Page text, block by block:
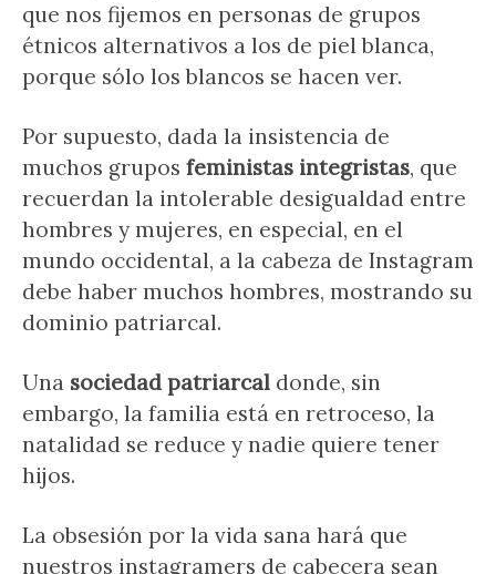
que nos fijemos en personas de grupos
étnicos alternativos a los de piel blanca,
porque sólo los blancos se hacen ver.
Por supuesto, dada la insistencia de
muchos grupos feministas integristas, que
recuerdan la intolerable desigualdad entre
hombres y mujeres, en especial, en el
mundo occidental, a la cabeza de Instagram
debe haber muchos hombres, mostrando su
dominio patriarcal.
Una sociedad patriarcal donde, sin
embargo, la familia está en retroceso, la
natalidad se reduce y nadie quiere tener
hijos.
La obsesión por la vida sana hará que
nuestros instagramers de cabecera sean